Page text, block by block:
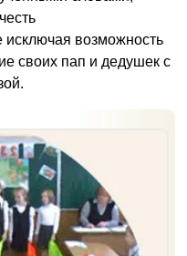
исключая возможность
своих пап и дедушек с